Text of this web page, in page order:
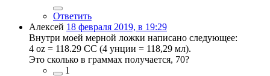
Ответить
Алексей 18 февраля 2019, в 19:29
Внутри моей мерной ложки написано следующее:
4 oz = 118.29 CC (4 унции = 118,29 мл).
Это сколько в граммах получается, 70?
1